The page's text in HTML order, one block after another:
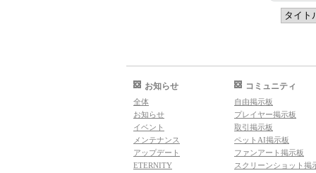
お知らせ
全体
お知らせ
イベント
メンテナンス
アップデート
ETERNITY
コミュニティ
自由掲示板
プレイヤー掲示板
取引掲示板
ペットAI掲示板
ファンアート掲示板
スクリーンショット掲